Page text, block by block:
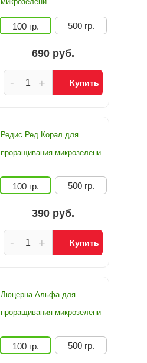
100 гр. 500 гр.
690 руб.
+
- Купить
Редис Ред Корал для
проращивания микрозелени
100 гр. 500 гр.
390 руб.
+
- Купить
Люцерна Альфа для
проращивания микрозелени
100 гр. 500 гр.